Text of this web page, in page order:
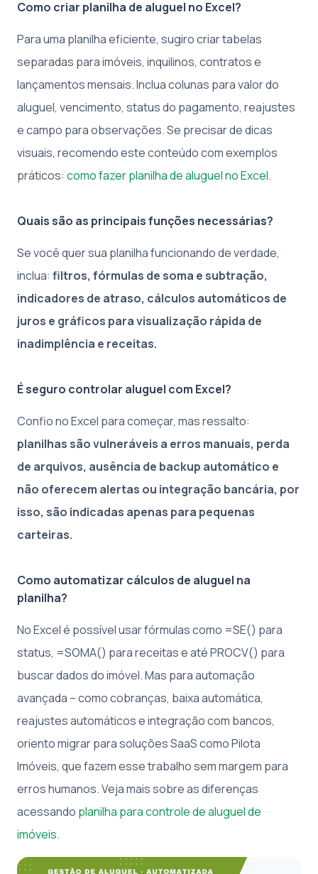
Como criar planilha de aluguel no Excel?
Para uma planilha eficiente, sugiro criar tabelas
separadas para imóveis, inquilinos, contratos e
lançamentos mensais. Inclua colunas para valor do
aluguel, vencimento, status do pagamento, reajustes
e campo para observações. Se precisar de dicas
visuais, recomendo este conteúdo com exemplos
práticos: como fazer planilha de aluguel no Excel.
Quais são as principais funções necessárias?
Se você quer sua planilha funcionando de verdade,
inclua: filtros, fórmulas de soma e subtração,
indicadores de atraso, cálculos automáticos de
juros e gráficos para visualização rápida de
inadimplência e receitas.
É seguro controlar aluguel com Excel?
Confio no Excel para começar, mas ressalto:
planilhas são vulneráveis a erros manuais, perda
de arquivos, ausência de backup automático e
não oferecem alertas ou integração bancária, por
isso, são indicadas apenas para pequenas
carteiras.
Como automatizar cálculos de aluguel na
planilha?
No Excel é possível usar fórmulas como =SE() para
status, =SOMA() para receitas e até PROCV() para
buscar dados do imóvel. Mas para automação
avançada – como cobranças, baixa automática,
reajustes automáticos e integração com bancos,
oriento migrar para soluções SaaS como Pilota
Imóveis, que fazem esse trabalho sem margem para
erros humanos. Veja mais sobre as diferenças
acessando planilha para controle de aluguel de
imóveis.